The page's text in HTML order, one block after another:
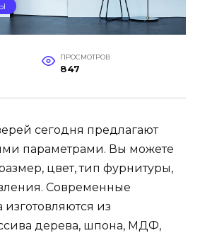
ПРОСМОТРОВ
847
сегодня предлагают
параметрами. Вы можете
цвет, тип фурнитуры,
Современные
из
дерева, шпона, МДФ,